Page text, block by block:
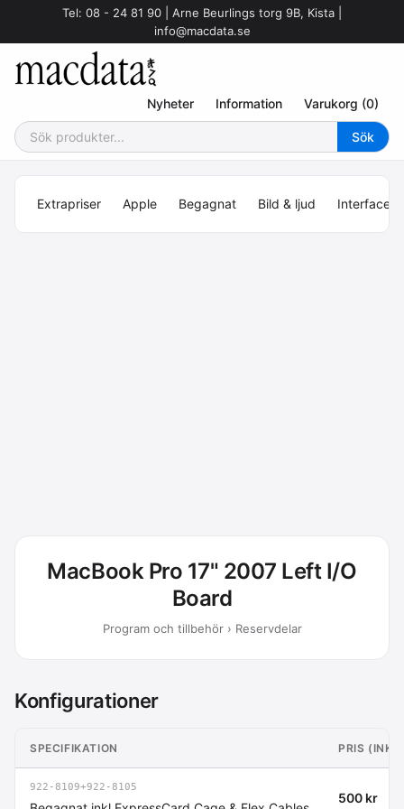
Tel: 08 - 24 81 90 | Arne Beurlings torg 9B, Kista |
info@macdata.se
Nyheter Information Varukorg (0)
Extrapriser Apple Begagnat Bild & ljud Interface
MacBook Pro 17" 2007 Left I/O
Board
Program och tillbehör › Reservdelar
Konfigurationer
SPECIFIKATION PRIS (INKL
922-8109+922-8105
500 kr